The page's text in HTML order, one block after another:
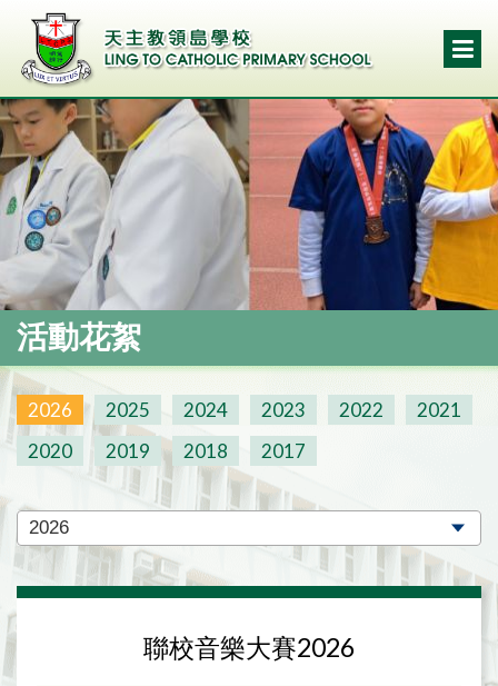
活動花絮
2026 2025 2024 2023 2022
2021
2020
2019 2018 2017
聯校音樂大賽2026